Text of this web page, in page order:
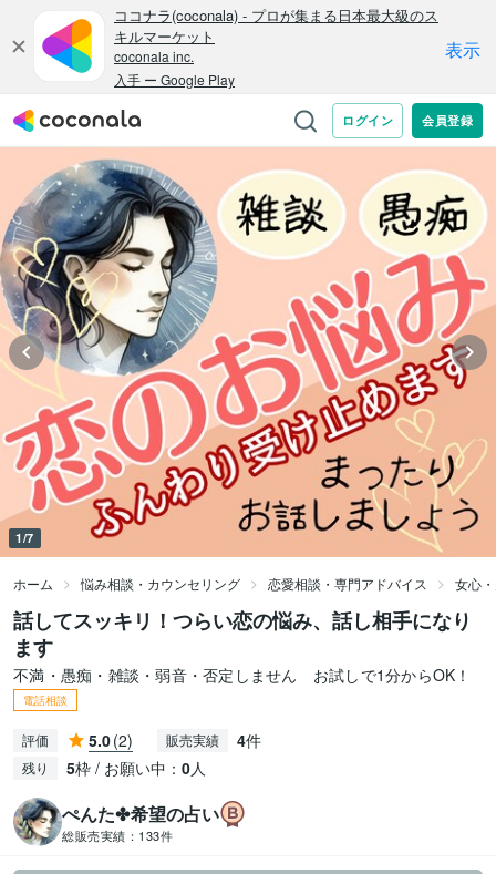
1/7
ホーム 悩み相談・カウンセリング 恋愛相談・専門アドバイス 女心
話してスッキリ！つらい恋の悩み、話し相手になり
ます
不満・愚痴・雑談・弱音・否定しません お試しで1分からOK！
電話相談
評価 5.0(2) 販売実績 4件
残り 5枠 / お願い中： 0人
ぺんた✤希望の占い
総販売実績： 133件